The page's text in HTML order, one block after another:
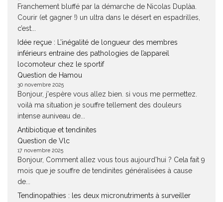
Franchement bluffé par la démarche de Nicolas Duplàa.
Courir (et gagner !) un ultra dans le désert en espadrilles,
c’est...
Idée reçue : L’inégalité de longueur des membres
inférieurs entraine des pathologies de l’appareil
locomoteur chez le sportif
Question de Hamou
30 novembre 2025
Bonjour, j'espère vous allez bien. si vous me permettez.
voilà ma situation je souffre tellement des douleurs
intense auniveau de...
Antibiotique et tendinites
Question de Vlc
17 novembre 2025
Bonjour, Comment allez vous tous aujourd'hui ? Cela fait 9
mois que je souffre de tendinites généralisées à cause
de...
Tendinopathies : les deux micronutriments à surveiller